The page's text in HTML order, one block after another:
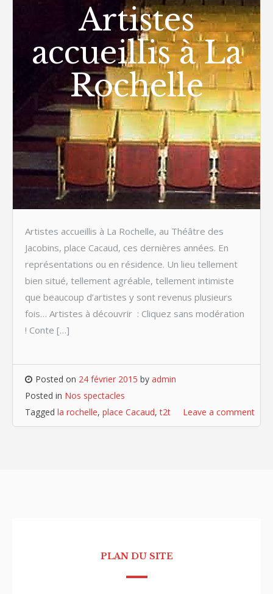
Artistes
accueillis à La
Rochelle
Artistes accueillis à La Rochelle, au Théâtre des
Jacobins, place Cacaud, ces dernières années. En
représentations ou en résidence. Un lieu tellement
bien situé, tellement agréable, tellement intimiste
que beaucoup d’artistes y sont revenus plusieurs
fois… Artistes à découvrir : Cliquez sans modération
! Conte […]
Posted on 24 février 2015 by admin
Posted in Nos spectacles
Tagged la rochelle, place Cacaud,t2t Leave a comment
PLAN DU SITE